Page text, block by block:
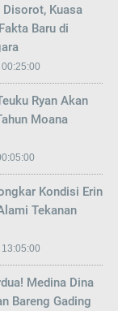
Disorot, Kuasa
Baru di
Ryan Akan
Moana
Kondisi Erin
Tekanan
Medina Dina
Bareng Gading